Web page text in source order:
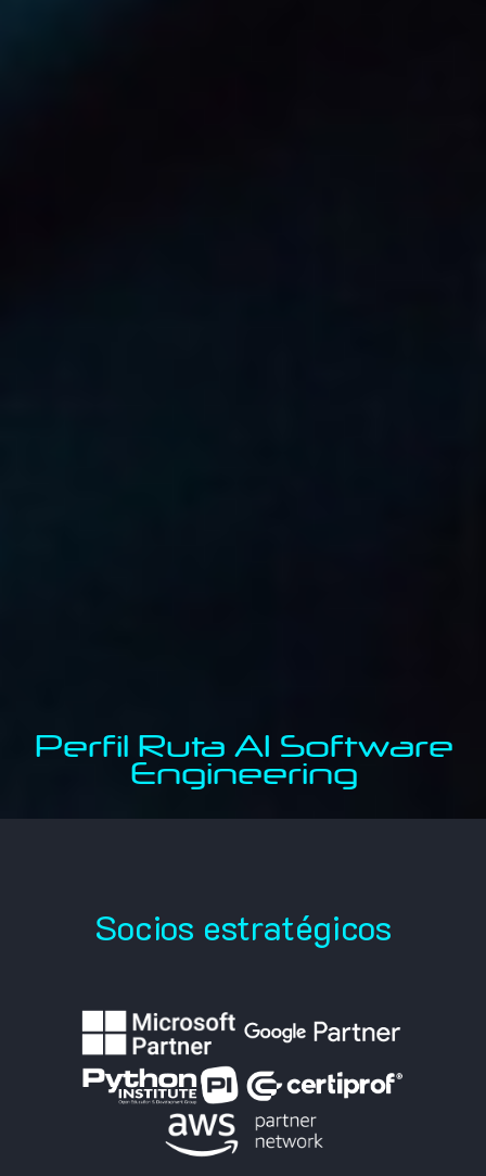
Perfil Ruta AI Software
Engineering
Socios estratégicos